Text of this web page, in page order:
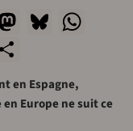
Mastodon
PrintFriendly
en Espagne,
Europe ne suit ce